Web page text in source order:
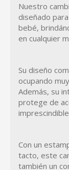
Nuestro
diseñado
bebé,
en cualquier
Su diseño
ocupando
Además, su
protege de
Con un
tacto, este
también un